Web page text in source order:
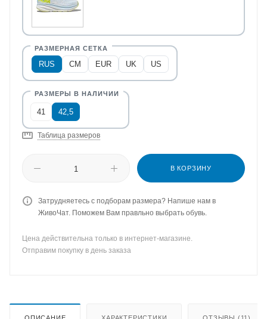
RUS CM EUR UK US
41 42,5
Таблица размеров
В КОРЗИНУ
Затрудняетесь с подборам размера? Напише нам в
ЖивоЧат. Поможем Вам правльно выбрать обувь.
Цена действительна только в интернет-магазине.
Отправим покупку в день заказа